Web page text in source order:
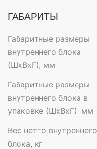
ГАБАРИТЫ
Габаритные размеры
внутреннего блока
(ШxВxГ), мм
Габаритные размеры
внутреннего блока в
упаковке (ШxВxГ), мм
Вес нетто внутреннего
блока, кг